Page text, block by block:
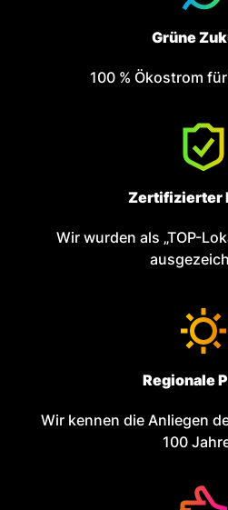
Grüne
100 % Ökostrom
Zertifizierter
Wir wurden als „TOP-
Regionale
Wir kennen die Anliegen
100